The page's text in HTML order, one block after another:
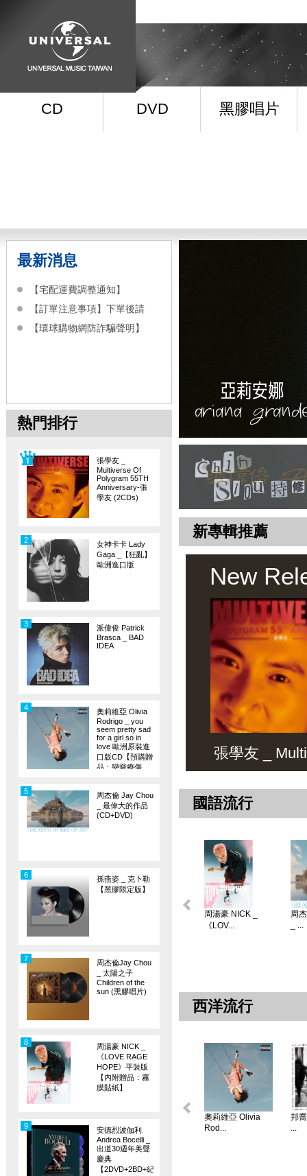
CD DVD 黑膠唱片
最新消息
【宅配運費調整通知】
【訂單注意事項】下單後請
【環球購物網防詐騙聲明】
熱門排行
張學友 _
Multiverse Of
Polygram 55TH
Anniversary-張
學友 (2CDs)
女神卡卡 Lady
Gaga _【狂亂】
歐洲進口版
2
派偉俊 Patrick
Brasca _ BAD
IDEA
3
奧莉維亞 Olivia
Rodrigo _ you
seem pretty sad
for a girl so in
love 歐洲原裝進
口版CD【預購贈
品：戀愛療傷
4
周杰倫 Jay Chou
_ 最偉大的作品
(CD+DVD)
5
孫燕姿 _ 克卜勒
【黑膠限定版】
6
周杰倫Jay Chou
_ 太陽之子
Children of the
sun (黑膠唱片)
7
周湯豪 NICK _
《LOVE RAGE
HOPE》平裝版
【內附贈品：霧
膜貼紙】
8
安德烈波伽利
Andrea Bocelli _
出道30週年美聲
慶典
【2DVD+2BD+紀
9
新專輯推薦
New
張學友 _
國語流行
周湯豪 NICK _
《LOV...
周
_ ...
西洋流行
奧莉維亞 Olivia
Rod...
邦
...